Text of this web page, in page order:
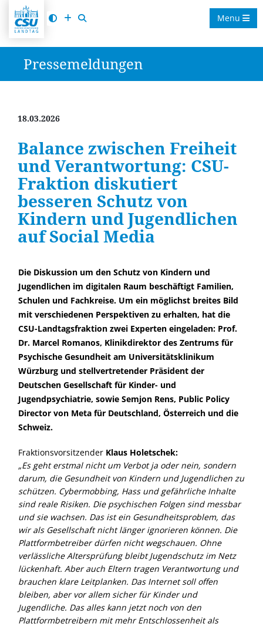
Menu
Pressemeldungen
18.03.2026
Balance zwischen Freiheit
und Verantwortung: CSU-
Fraktion diskutiert
besseren Schutz von
Kindern und Jugendlichen
auf Social Media
Die Diskussion um den Schutz von Kindern und
Jugendlichen im digitalen Raum beschäftigt Familien,
Schulen und Fachkreise. Um ein möglichst breites Bild
mit verschiedenen Perspektiven zu erhalten, hat die
CSU-Landtagsfraktion zwei Experten eingeladen: Prof.
Dr. Marcel Romanos, Klinikdirektor des Zentrums für
Psychische Gesundheit am Universitätsklinikum
Würzburg und stellvertretender Präsident der
Deutschen Gesellschaft für Kinder- und
Jugendpsychiatrie, sowie Semjon Rens, Public Policy
Director von Meta für Deutschland, Österreich und die
Schweiz.
Fraktionsvorsitzender Klaus Holetschek:
Es geht erstmal nicht um Verbot ja oder nein, sondern
darum, die Gesundheit von Kindern und Jugendlichen zu
schützen. Cybermobbing, Hass und gefährliche Inhalte
sind reale Risiken. Die psychischen Folgen sind messbar
und sie wachsen. Das ist ein Gesundheitsproblem, das
wir als Gesellschaft nicht länger ignorieren können. Die
Plattformbetreiber dürfen nicht wegschauen. Ohne
verlässliche Altersprüfung bleibt Jugendschutz im Netz
lückenhaft. Aber auch Eltern tragen Verantwortung und
brauchen klare Leitplanken. Das Internet soll offen
bleiben, aber vor allem sicher für Kinder und
Jugendliche. Das alles kann jetzt noch von den
Plattformbetreibern mit mehr Entschlossenheit als